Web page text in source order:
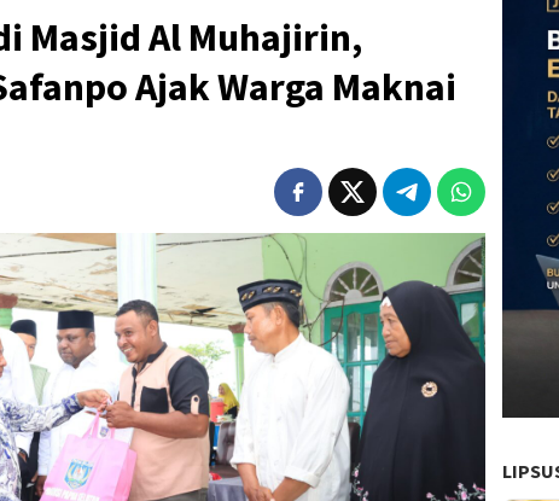
Masjid Al Muhajirin,
Ajak Warga Maknai